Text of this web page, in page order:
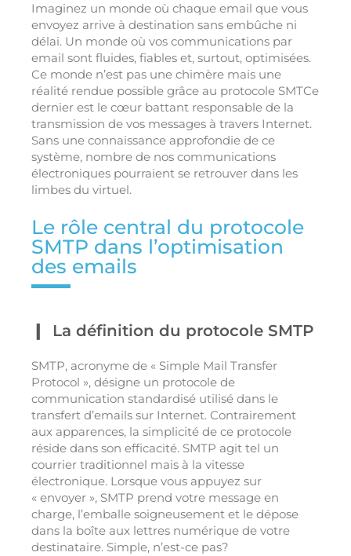
Imaginez un monde où chaque email que vous
envoyez arrive à destination sans embûche ni
délai. Un monde où vos communications par
email sont fluides, fiables et, surtout, optimisées.
Ce monde n’est pas une chimère mais une
réalité rendue possible grâce au protocole SMTCe
dernier est le cœur battant responsable de la
transmission de vos messages à travers Internet.
Sans une connaissance approfondie de ce
système, nombre de nos communications
électroniques pourraient se retrouver dans les
limbes du virtuel.
Le rôle central du protocole
SMTP dans l’optimisation
des emails
La définition du protocole SMTP
SMTP, acronyme de « Simple Mail Transfer
Protocol », désigne un protocole de
communication standardisé utilisé dans le
transfert d’emails sur Internet. Contrairement
aux apparences, la simplicité de ce protocole
réside dans son efficacité. SMTP agit tel un
courrier traditionnel mais à la vitesse
électronique. Lorsque vous appuyez sur
« envoyer », SMTP prend votre message en
charge, l’emballe soigneusement et le dépose
dans la boîte aux lettres numérique de votre
destinataire. Simple, n’est-ce pas?